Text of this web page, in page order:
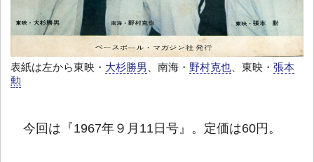
表紙は左から東映・ 大杉勝男 、南海・ 野村克也 、東映・ 張本
勲
今回は『1967年９月11日号』。定価は60円。